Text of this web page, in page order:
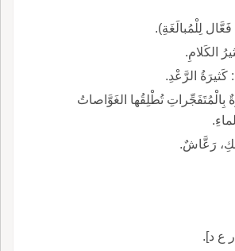
لِلْمُبالَغَةِ).
الكَلامِ.
كَثيرَةُ الرَّعْدِ.
تُطْلِقُها الغَوَّاصاتُ
رَعَّاشٌ.
ع د].